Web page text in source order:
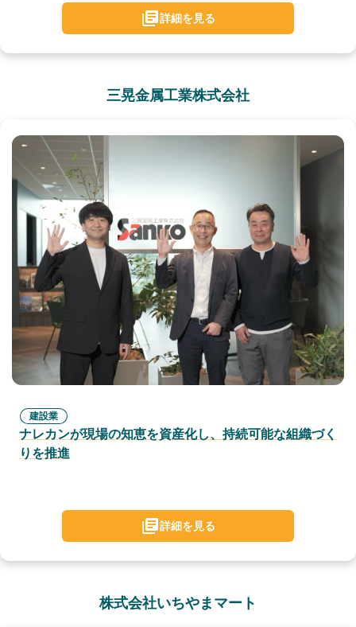
詳細を見る
三晃金属工業株式会社
建設業
ナレカンが現場の知恵を資産化し、持続可能な組織づく
りを推進
詳細を見る
株式会社いちやまマート